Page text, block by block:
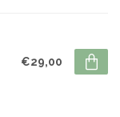
€29,00